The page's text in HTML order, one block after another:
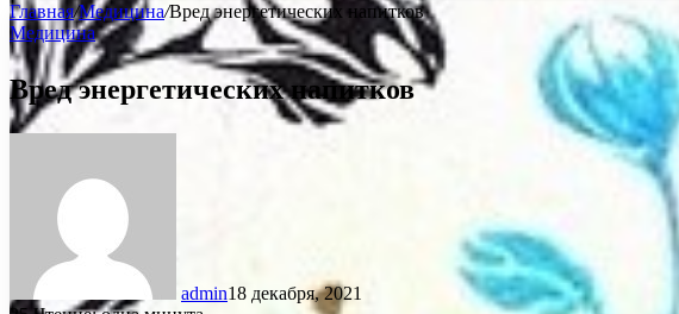
Главная/Медицина/Вред энергетических напитков
Медицина
Вред энергетических напитков
admin18 декабря, 2021